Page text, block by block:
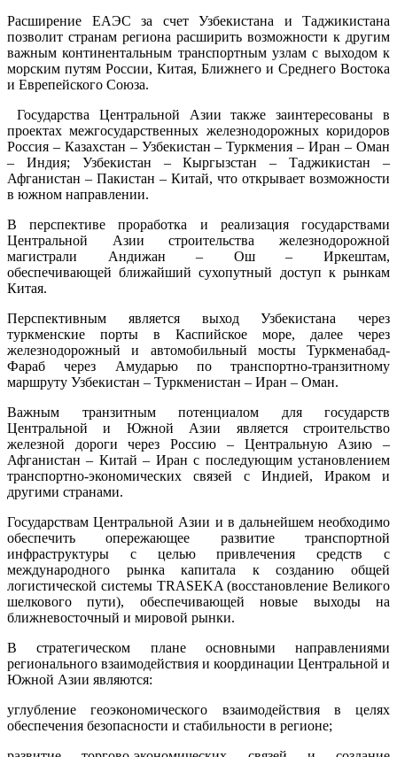
Расширение ЕАЭС за счет Узбекистана и Таджикистана
позволит странам региона расширить возможности к другим
важным континентальным транспортным узлам с выходом к
морским путям России, Китая, Ближнего и Среднего Востока
и Еврепейского Союза.
Государства Центральной Азии также заинтересованы в
проектах межгосударственных железнодорожных коридоров
Россия – Казахстан – Узбекистан – Туркмения – Иран – Оман
– Индия; Узбекистан – Кыргызстан – Таджикистан –
Афганистан – Пакистан – Китай, что открывает возможности
в южном направлении.
В перспективе проработка и реализация государствами
Центральной Азии строительства железнодорожной
магистрали Андижан – Ош – Иркештам,
обеспечивающей ближайший сухопутный доступ к рынкам
Китая.
Перспективным является выход Узбекистана через
туркменские порты в Каспийское море, далее через
железнодорожный и автомобильный мосты Туркменабад-
Фараб через Амударью по транспортно-транзитному
маршруту Узбекистан – Туркменистан – Иран – Оман.
Важным транзитным потенциалом для государств
Центральной и Южной Азии является строительство
железной дороги через Россию – Центральную Азию –
Афганистан – Китай – Иран с последующим установлением
транспортно-экономических связей с Индией, Ираком и
другими странами.
Государствам Центральной Азии и в дальнейшем необходимо
обеспечить опережающее развитие транспортной
инфраструктуры с целью привлечения средств с
международного рынка капитала к созданию общей
логистической системы TRASEKA (восстановление Великого
шелкового пути), обеспечивающей новые выходы на
ближневосточный и мировой рынки.
В стратегическом плане основными направлениями
регионального взаимодействия и координации Центральной и
Южной Азии являются:
углубление геоэкономического взаимодействия в целях
обеспечения безопасности и стабильности в регионе;